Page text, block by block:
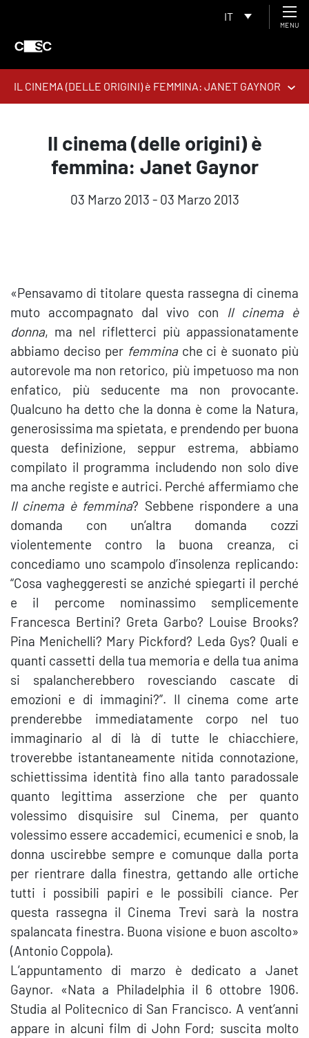
IT
MENU
IL CINEMA (DELLE ORIGINI) è FEMMINA: JANET GAYNOR
Il cinema (delle origini) è
femmina: Janet Gaynor
03 Marzo 2013 - 03 Marzo 2013
«Pensavamo di titolare questa rassegna di cinema
muto accompagnato dal vivo con Il cinema è
donna, ma nel rifletterci più appassionatamente
abbiamo deciso per femminache ci è suonato più
autorevole ma non retorico, più impetuoso ma non
enfatico, più seducente ma non provocante.
Qualcuno ha detto che la donna è come la Natura,
generosissima ma spietata, e prendendo per buona
questa definizione, seppur estrema, abbiamo
compilato il programma includendo non solo dive
ma anche registe e autrici. Perché affermiamo che
Il cinema è femmina? Sebbene rispondere a una
domanda con un’altra domanda cozzi
violentemente contro la buona creanza, ci
concediamo uno scampolo d’insolenza replicando:
“Cosa vagheggeresti se anziché spiegarti il perché
e il percome nominassimo semplicemente
Francesca Bertini? Greta Garbo? Louise Brooks?
Pina Menichelli? Mary Pickford? Leda Gys? Quali e
quanti cassetti della tua memoria e della tua anima
si spalancherebbero rovesciando cascate di
emozioni e di immagini?”. Il cinema come arte
prenderebbe immediatamente corpo nel tuo
immaginario al di là di tutte le chiacchiere,
troverebbe istantaneamente nitida connotazione,
schiettissima identità fino alla tanto paradossale
quanto legittima asserzione che per quanto
volessimo disquisire sul Cinema, per quanto
volessimo essere accademici, ecumenici e snob, la
donna uscirebbe sempre e comunque dalla porta
per rientrare dalla finestra, gettando alle ortiche
tutti i possibili papiri e le possibili ciance. Per
questa rassegna il Cinema Trevi sarà la nostra
spalancata finestra. Buona visione e buon ascolto»
(Antonio Coppola).
L’appuntamento di marzo è dedicato a Janet
Gaynor. «Nata a Philadelphia il 6 ottobre 1906.
Studia al Politecnico di San Francisco. A vent’anni
appare in alcuni film di John Ford; suscita molto